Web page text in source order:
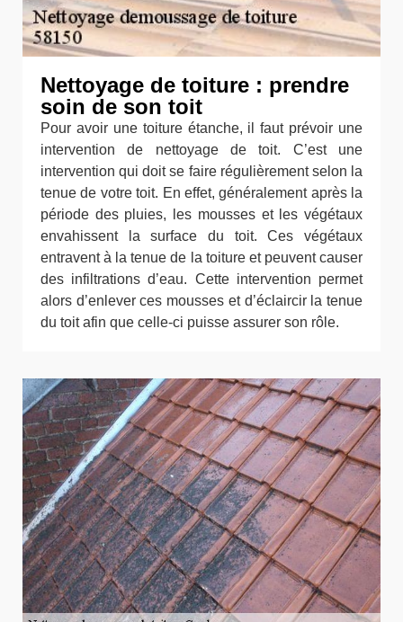
Nettoyage de toiture : prendre
soin de son toit
Pour avoir une toiture étanche, il faut prévoir une
intervention de nettoyage de toit. C’est une
intervention qui doit se faire régulièrement selon la
tenue de votre toit. En effet, généralement après la
période des pluies, les mousses et les végétaux
envahissent la surface du toit. Ces végétaux
entravent à la tenue de la toiture et peuvent causer
des infiltrations d’eau. Cette intervention permet
alors d’enlever ces mousses et d’éclaircir la tenue
du toit afin que celle-ci puisse assurer son rôle.